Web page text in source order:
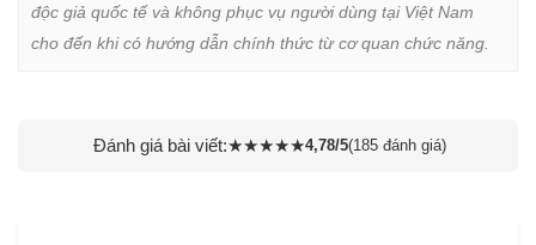
độc giả quốc tế và không phục vụ người dùng tại Việt Nam
cho đến khi có hướng dẫn chính thức từ cơ quan chức năng.
Đánh giá bài viết:★★★★★4,78/5(185 đánh giá)